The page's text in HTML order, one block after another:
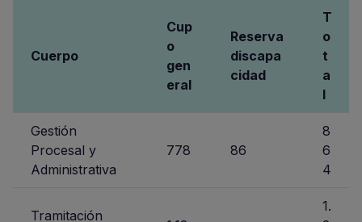
Cuerpo
Cup
o
gen
eral
Reserva
discapa
cidad
T
o
t
a
l
Gestión
Procesal y
Administrativa
778 86
8
6
4
Tramitación
1.